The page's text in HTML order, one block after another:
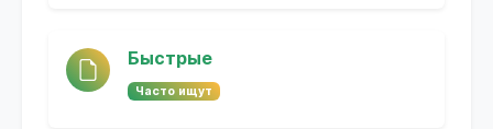
Быстрые
Часто ищут